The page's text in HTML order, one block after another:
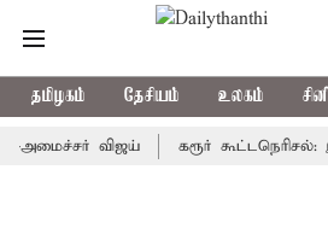
தமிழகம் தேசியம் உலகம்
அமைச்சர் விஜய் கரூர்